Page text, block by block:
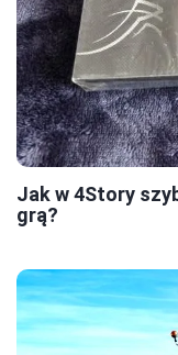
Jak w 4Story
grą?